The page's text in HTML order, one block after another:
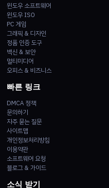
윈도우 소프트웨어
윈도우 ISO
PC 게임
그래픽 & 디자인
정품 인증 도구
백신 & 보안
멀티미디어
오피스 & 비즈니스
빠른 링크
DMCA 정책
문의하기
자주 묻는 질문
사이트맵
개인정보처리방침
이용약관
소프트웨어 요청
블로그 & 가이드
소식 받기